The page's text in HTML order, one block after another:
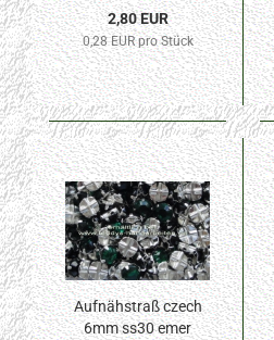
2,80 EUR
0,28 EUR pro Stück
Aufnähstraß czech
6mm ss30 emer